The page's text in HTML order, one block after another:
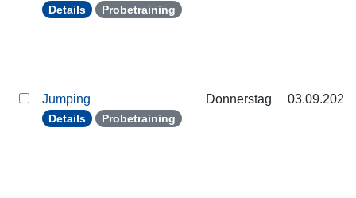
Details Probetraining
Jumping
Details Probetraining
Donnerstag 03.09.2026